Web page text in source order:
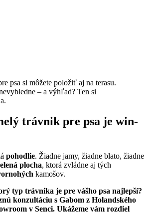
psa si môžete položiť aj na terasu.
– a výhľad? Ten si
trávnik pre psa je win-
pohodlie. Žiadne jamy, žiadne blato, žiadne
plocha, ktorá zvládne aj tých
kamošov.
typ trávnika je pre vášho psa najlepší?
konzultáciu s Gabom z Holandského
v Senci. Ukážeme vám rozdiel